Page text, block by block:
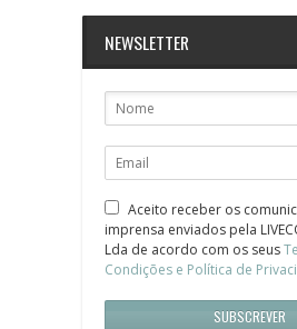
NEWSLETTER
Aceito receber os
imprensa enviados pela
Lda de acordo com os seus
Condições e Política de